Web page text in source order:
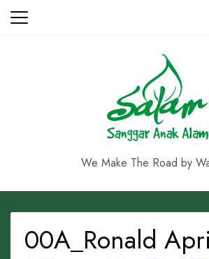
Skip
We Make The Road by
00A_Ronald